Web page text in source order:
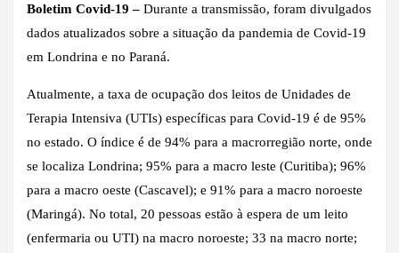
Boletim Covid-19 – Durante a transmissão, foram divulgados
dados atualizados sobre a situação da pandemia de Covid-19
em Londrina e no Paraná.
Atualmente, a taxa de ocupação dos leitos de Unidades de
Terapia Intensiva (UTIs) específicas para Covid-19 é de 95%
no estado. O índice é de 94% para a macrorregião norte, onde
se localiza Londrina; 95% para a macro leste (Curitiba); 96%
para a macro oeste (Cascavel); e 91% para a macro noroeste
(Maringá). No total, 20 pessoas estão à espera de um leito
(enfermaria ou UTI) na macro noroeste; 33 na macro norte;